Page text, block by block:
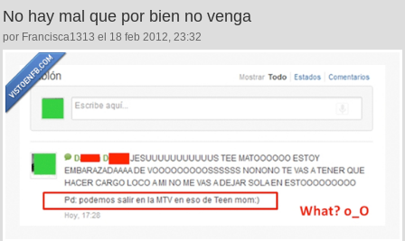
No hay mal que por bien no venga
por Francisca1313 el 18 feb 2012, 23:32